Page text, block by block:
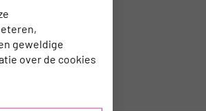
geweldige
over de cookies